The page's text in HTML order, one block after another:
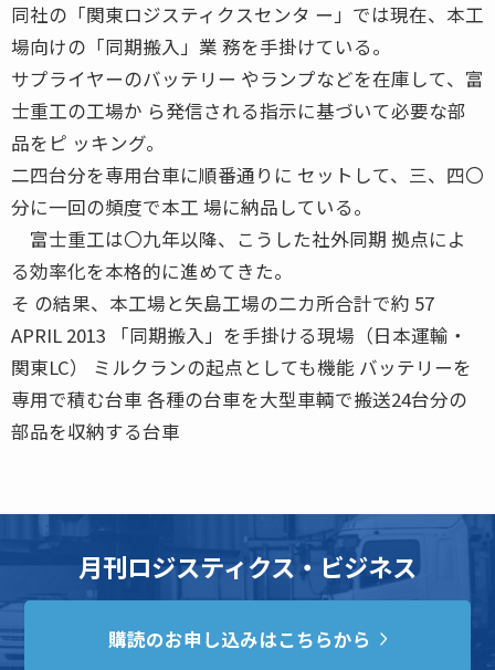
同社の「関東ロジスティクスセンタ ー」では現在、本工
場向けの「同期搬入」業 務を手掛けている。
サプライヤーのバッテリー やランプなどを在庫して、富
士重工の工場か ら発信される指示に基づいて必要な部
品をピ ッキング。
二四台分を専用台車に順番通りに セットして、三、四〇
分に一回の頻度で本工 場に納品している。
富士重工は〇九年以降、こうした社外同期 拠点によ
る効率化を本格的に進めてきた。
そ の結果、本工場と矢島工場の二カ所合計で約 57
APRIL 2013 「同期搬入」を手掛ける現場（日本運輸・
関東LC） ミルクランの起点としても機能 バッテリーを
専用で積む台車 各種の台車を大型車輌で搬送24台分の
部品を収納する台車
月刊ロジスティクス・ビジネス
購読のお申し込みはこちらから